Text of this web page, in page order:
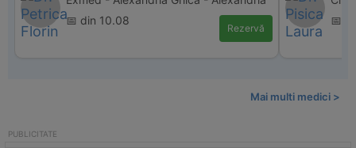
📅 din 10.08
Rezervă
📅
Mai multi medici >